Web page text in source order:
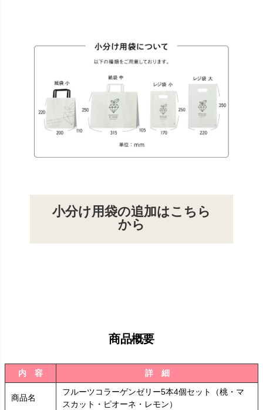
小分け用袋の追加はこちら
から
商品概要
内 容 詳 細
商品名
フルーツコラーゲンゼリー5本4個セット（桃・マ
スカット・ピオーネ・レモン）